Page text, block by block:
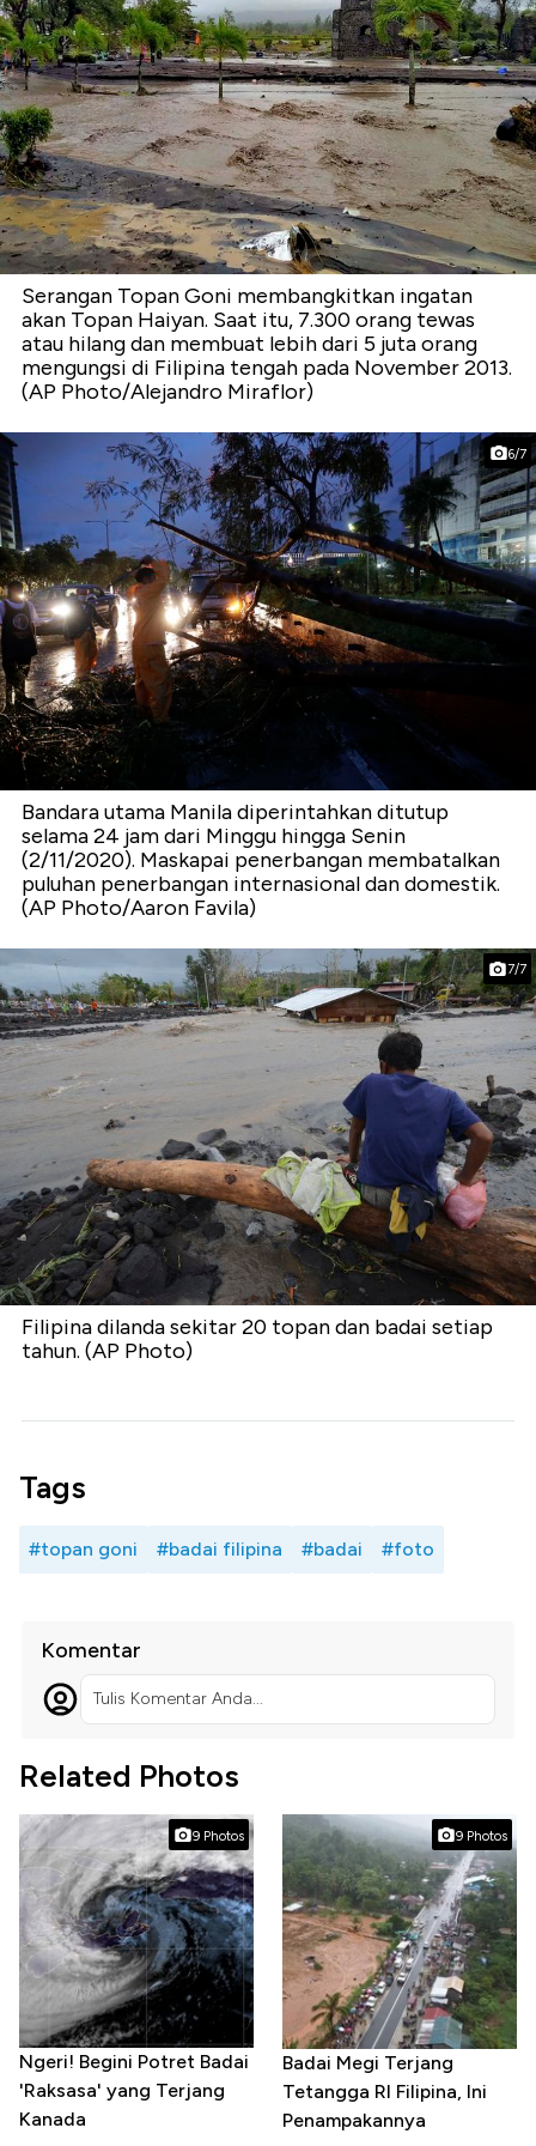
Serangan Topan Goni membangkitkan ingatan
akan Topan Haiyan. Saat itu, 7.300 orang tewas
atau hilang dan membuat lebih dari 5 juta orang
mengungsi di Filipina tengah pada November 2013.
(AP Photo/Alejandro Miraflor)
6/7
Bandara utama Manila diperintahkan ditutup
selama 24 jam dari Minggu hingga Senin
(2/11/2020). Maskapai penerbangan membatalkan
puluhan penerbangan internasional dan domestik.
(AP Photo/Aaron Favila)
7/7
Filipina dilanda sekitar 20 topan dan badai setiap
tahun. (AP Photo)
Tags
#topan goni #badai filipina #badai #foto
Komentar
Tulis Komentar Anda...
Related Photos
9 Photos
Ngeri! Begini Potret Badai
'Raksasa' yang Terjang
Kanada
9 Photos
Badai Megi Terjang
Tetangga RI Filipina, Ini
Penampakannya